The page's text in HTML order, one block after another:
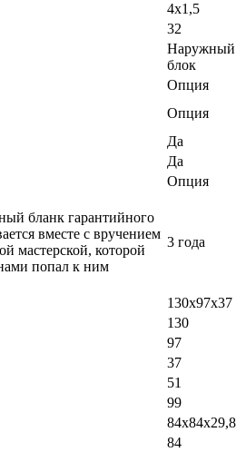
4x1,5
32
Наружный
блок
Опция
Опция
Да
Да
Опция
бланк гарантийного
вместе с вручением
мастерской, которой
попал к ним
3 года
130х97х37
130
97
37
51
99
84x84х29,8
84